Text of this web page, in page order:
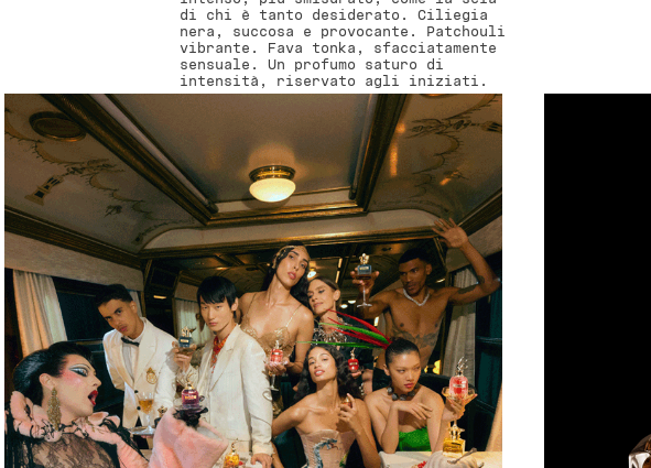
di chi è tanto desiderato. Ciliegia
nera, succosa e provocante. Patchouli
vibrante. Fava tonka, sfacciatamente
sensuale. Un profumo saturo di
intensità, riservato agli iniziati.